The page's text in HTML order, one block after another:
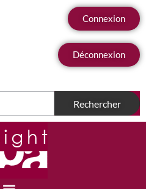
Connexion
Déconnexion